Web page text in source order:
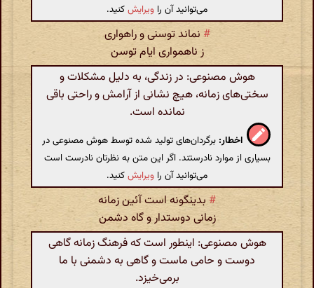
می‌توانید آن را ویرایشکنید.
# نماند توسنی و راهواری
ز ناهمواری ایام توسن
هوش مصنوعی: در زندگی، به دلیل مشکلات و
سختی‌های زمانه، هیچ نشانی از آرامش و راحتی باقی
نمانده است.
اخطار: برگردان‌های تولید شده توسط هوش مصنوعی در
بسیاری از موارد نادرستند. اگر این متن به نظرتان نادرست است
می‌توانید آن را ویرایشکنید.
# بدینگونه است آئین زمانه
زمانی دوستدار و گاه دشمن
هوش مصنوعی: اینطور است که فرهنگ زمانه گاهی
دوست و حامی ماست و گاهی به دشمنی با ما
برمی‌خیزد.